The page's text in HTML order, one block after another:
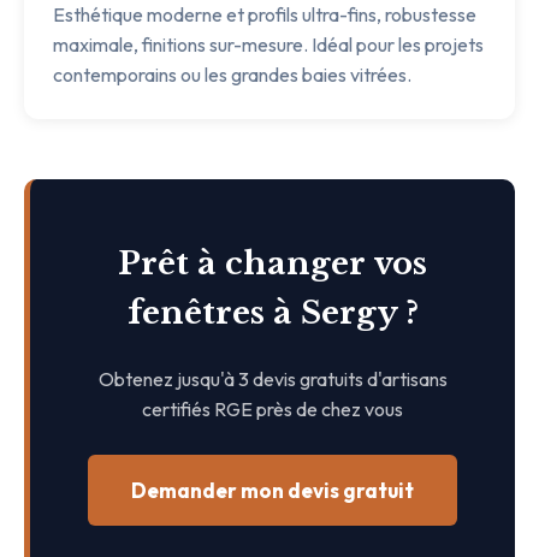
Esthétique moderne et profils ultra-fins, robustesse
maximale, finitions sur-mesure. Idéal pour les projets
contemporains ou les grandes baies vitrées.
Prêt à changer vos
fenêtres à Sergy ?
Obtenez jusqu'à 3 devis gratuits d'artisans
certifiés RGE près de chez vous
Demander mon devis gratuit